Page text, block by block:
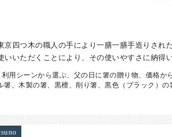
京四つ木の職人の手により一膳一膳手造りされ
いいただくことにより、その使いやすさに納得
利用シーンから選ぶ、父の日に箸の贈り物、価格か
箸、木製の箸、黒檀、削り箸、黒色（ブラック）の